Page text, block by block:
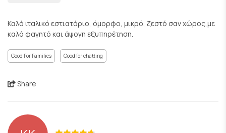
Καλό ιταλικό εστιατόριο, όμορφο, μικρό, ζεστό σαν χώρος,με
καλό φαγητό και άψογη εξυπηρέτηση.
Good For Families Good for chatting
Share